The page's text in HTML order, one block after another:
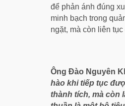
để phản ánh đúng
minh bạch trong
ngặt, mà còn liên
Ông Đào Nguyên
hào khi tiếp tục
thành tích, mà còn